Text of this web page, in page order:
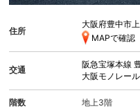
住所
大阪府豊中市
MAPで確認
交通
阪急宝塚本線
大阪モノレール
階数 地上3階